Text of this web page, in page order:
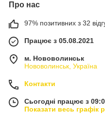
Про нас
97% позитивних з 32
Працює з 05.08.2021
м. Нововолинськ
Нововолинськ, Україна
Контакти
Сьогодні працює з
Показати весь графік